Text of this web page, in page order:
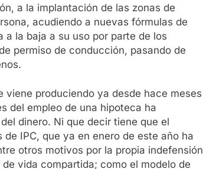
a la implantación de las zonas de
acudiendo a nuevas fórmulas de
la baja a su uso por parte de los
permiso de conducción, pasando de
viene produciendo ya desde hace meses
del empleo de una hipoteca ha
dinero. Ni que decir tiene que el
IPC, que ya en enero de este año ha
otros motivos por la propia indefensión
vida compartida; como el modelo de